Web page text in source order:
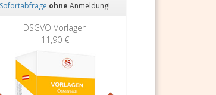
Sofortabfrage ohne Anmeldung!
DSGVO Vorlagen
11,90 €
Zurück